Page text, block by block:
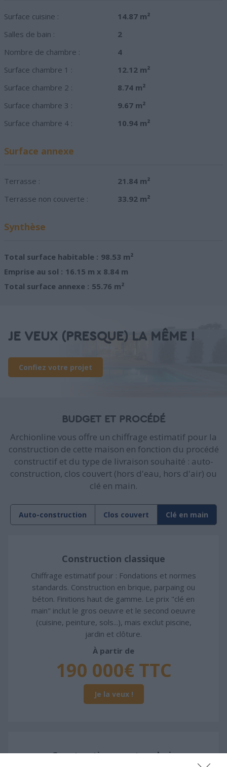
Surface cuisine :
14.87 m²
Salles de bain :
2
Nombre de chambre :
4
Surface chambre 1 :
12.12 m²
Surface chambre 2 :
8.74 m²
Surface chambre 3 :
9.67 m²
Surface chambre 4 :
10.94 m²
Surface annexe
Terrasse :
21.84 m²
Terrasse non couverte :
33.92 m²
Synthèse
Total surface habitable : 98.53 m²
Emprise au sol : 16.15 m x 8.84 m
Total surface annexe : 55.76 m²
JE VEUX (PRESQUE) LA MÊME !
Confiez votre projet
BUDGET ET PROCÉDÉ
Archionline vous offre un chiffrage estimatif pour la
construction de cette maison en fonction du procédé
constructif et du type de livraison souhaité : auto-
construction, clos couvert (hors d'eau, hors d'air) ou
clé en main.
Auto-construction Clos couvert Clé en main
Construction classique
Chiffrage estimatif pour : Fondations et normes
standards. Construction en brique, parpaing ou
béton. Finitions haut de gamme. Le prix "clé en
main" inclut le gros oeuvre et le second oeuvre
(cuisine, peinture, sols...), mais exclut piscine,
jardin et clôture.
À partir de
190 000€ TTC
Je la veux !
Construction ossature bois